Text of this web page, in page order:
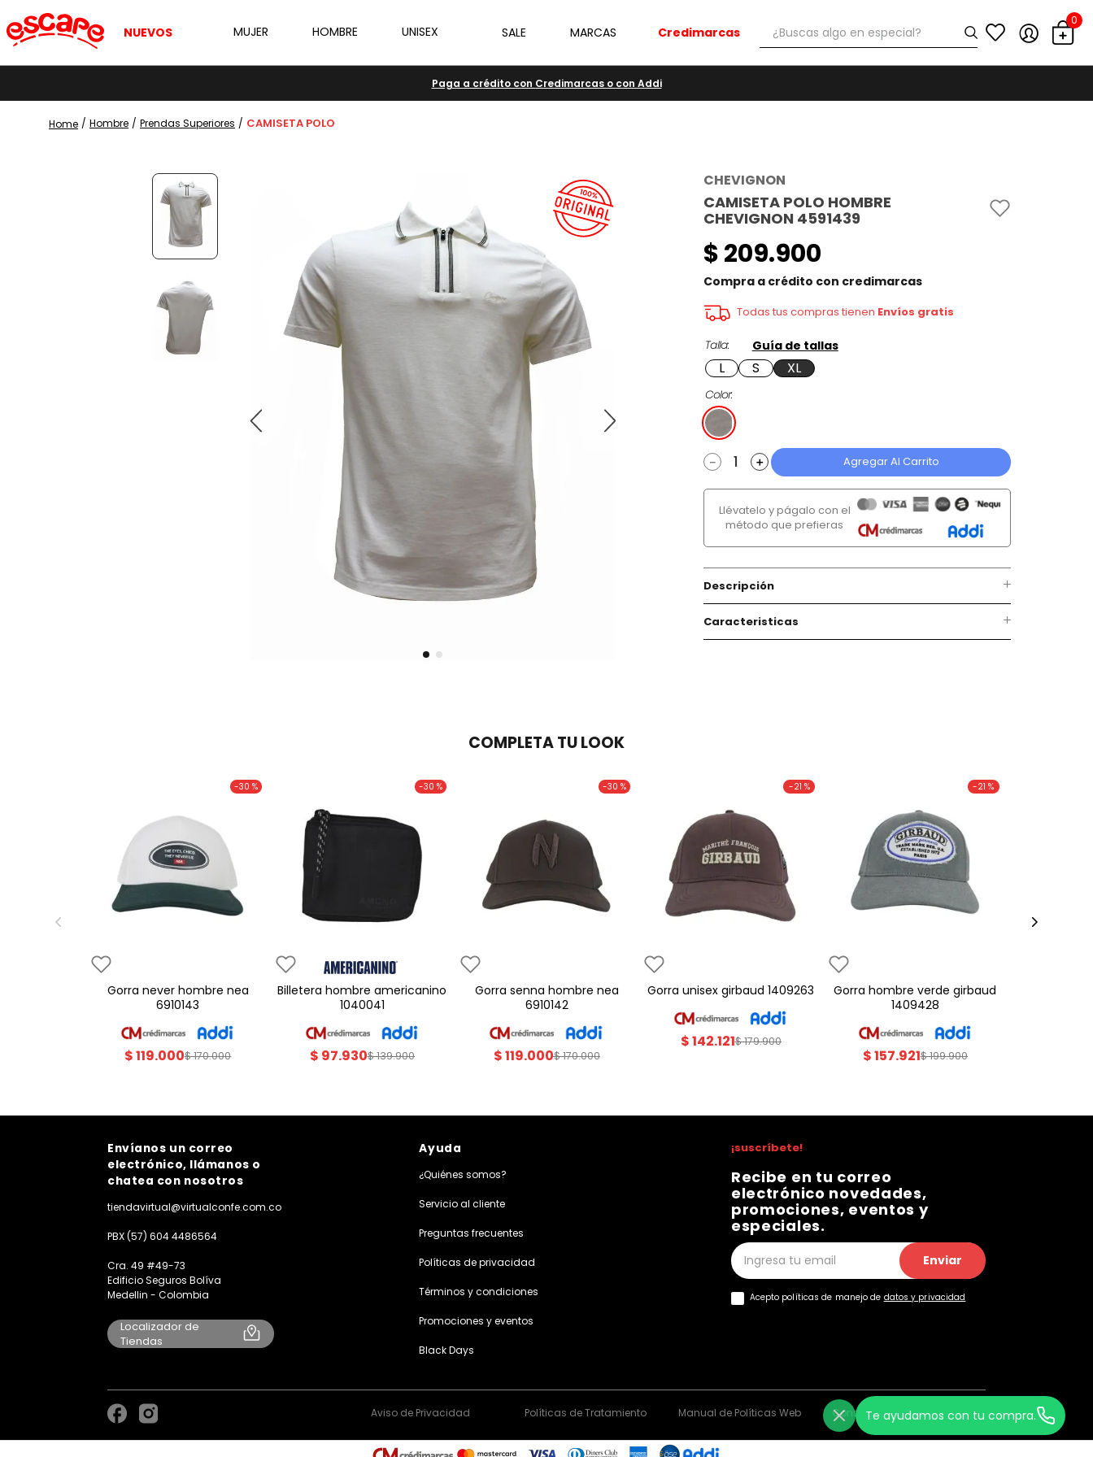
NUEVOS MUJER HOMBRE UNISEX SALE MARCAS Credimarcas ¿Buscas algo en especial? 0
Paga a crédito con Credimarcas o con Addi
Hombre Prendas Superiores CAMISETA POLO
CHEVIGNON
CAMISETA POLO HOMBRE
CHEVIGNON 4591439
$209.900
Compra a crédito con credimarcas
Todas tus compras tienen Envíos gratis
Talla
L S XL
Color
Guía de tallas
＋
－ Agregar Al Carrito
Llévatelo y págalo con el
método que prefieras
Descripción
Caracteristicas
COMPLETA TU LOOK
-30 %
gorra never hombre nea
6910143
$119.000$170.000
-30 %
billetera hombre americanino
1040041
$ 97.930$139.900
-30 %
gorra senna hombre nea
6910142
$119.000$170.000
-21 %
gorra unisex girbaud 1409263
$142.121$179.900
-21 %
gorra hombre verde girbaud
1409428
$157.921$199.900
Te ayudamos con tu compra.
Envíanos un correo
electrónico, llámanos o
chatea con nosotros
tiendavirtual@virtualconfe.com.co
PBX (57) 604 4486564
Cra. 49 #49-73
Edificio Seguros Bolíva
Medellin - Colombia
Localizador de
Tiendas
Ayuda
¿Quiénes somos?
Servicio al cliente
Preguntas frecuentes
Políticas de privacidad
Términos y condiciones
Promociones y eventos
Black Days
¡suscríbete!
Recibe en tu correo
electrónico novedades,
promociones, eventos y
especiales.
Enviar
Acepto políticas de manejo de datos y privacidad
Aviso de Privacidad Políticas de Tratamiento Manual de Políticas Web Consentimiento Web